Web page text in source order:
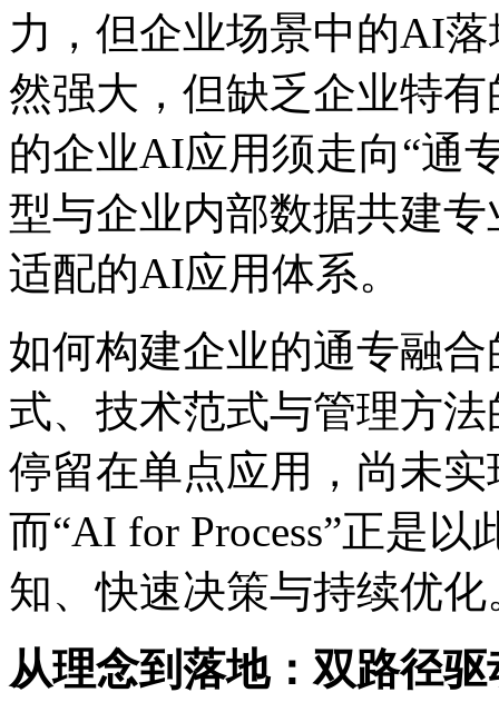
力，但企业场景中的
然强大，但缺乏企业
的企业AI应用须走向“通专
型与企业内部数据共建专业
适配的AI应用体系。
如何构建企业的通专融合
式、技术范式与管理
停留在单点应用，尚未
而“AI for Process”正是以
知、快速决策与持续优
从理念到落地：双路径